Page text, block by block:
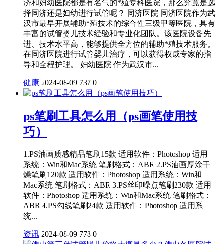
济和妇幼医院都是有名气的*殖专科医院，那么究竟是选
择同济还是妇幼进行试管呢？ 同济医院 同济医院作为武
汉市最早开展辅助*殖技术的综合性三级甲等医院，具有
丰富的试管婴儿技术经验和专业化团队。该医院设备先
进、技术水平高，能够提供全方位的辅助*殖技术服务。
在同济医院进行试管婴儿治疗，可以获得权威专家的指
导和全程护理。 妇幼医院 作为武汉市...
健康 2024-08-09 737 0
ps笔刷工具怎么用（ps画笔使用技
巧）
1.PS油画质感精品笔刷15款 适用软件：Photoshop 适用
系统：Win和Mac系统 笔刷格式：ABR 2.PS油画厚涂干
燥笔刷120款 适用软件：Photoshop 适用系统：Win和
Mac系统 笔刷格式：ABR 3.PS丝印噪点笔刷230款 适用
软件：Photoshop 适用系统：Win和Mac系统 笔刷格式：
ABR 4.PS勾线笔刷24款 适用软件：Photoshop 适用系
统...
资讯 2024-08-09 778 0